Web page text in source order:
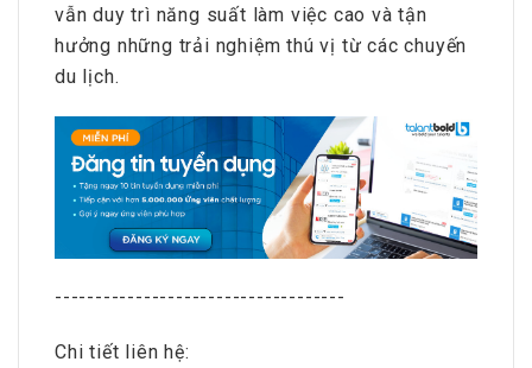
vẫn duy trì năng suất làm việc cao và tận
hưởng những trải nghiệm thú vị từ các chuyến
du lịch.
------------------------------------
Chi tiết liên hệ: